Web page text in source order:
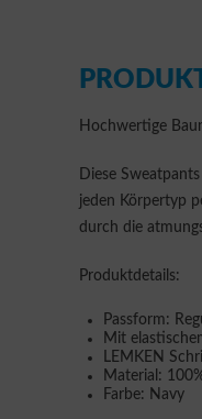
Hochwertige
Diese
jeden Körpertyp
durch die
Produktdetails:
Passform:
Mit
LEMKEN
Material:
Farbe: Navy